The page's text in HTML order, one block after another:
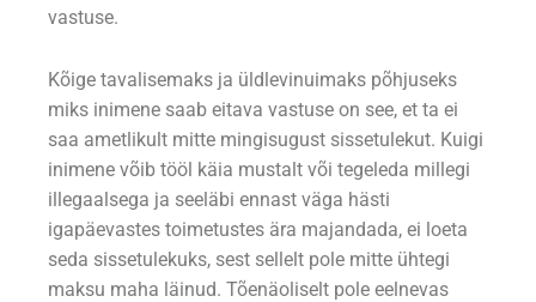
vastuse.
Kõige tavalisemaks ja üldlevinuimaks põhjuseks
miks inimene saab eitava vastuse on see, et ta ei
saa ametlikult mitte mingisugust sissetulekut. Kuigi
inimene võib tööl käia mustalt või tegeleda millegi
illegaalsega ja seeläbi ennast väga hästi
igapäevastes toimetustes ära majandada, ei loeta
seda sissetulekuks, sest sellelt pole mitte ühtegi
maksu maha läinud. Tõenäoliselt pole eelnevas